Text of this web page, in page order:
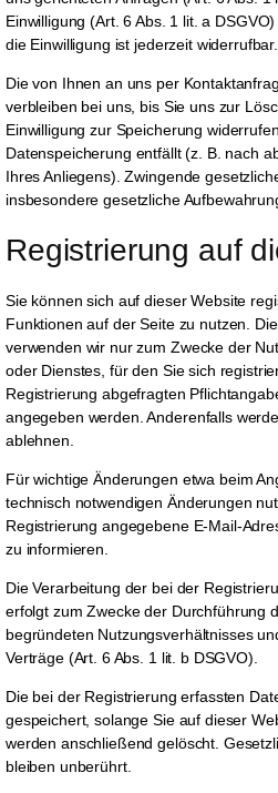
Einwilligung (Art. 6 Abs. 1 lit. a
die Einwilligung ist jederzeit widerrufbar.
Die von Ihnen an uns per
verbleiben bei uns, bis Sie uns zur
Einwilligung zur Speicherung
Datenspeicherung entfällt (z. B. nach
Ihres Anliegens). Zwingende
insbesondere gesetzliche
Registrierung auf
Sie können sich auf dieser Website
Funktionen auf der Seite zu nutzen.
verwenden wir nur zum Zwecke der
oder Dienstes, für den Sie sich
Registrierung abgefragten
angegeben werden. Anderenfalls
ablehnen.
Für wichtige Änderungen etwa beim
technisch notwendigen Änderungen
Registrierung angegebene E-Mail-
zu informieren.
Die Verarbeitung der bei der
erfolgt zum Zwecke der Durchführung
begründeten Nutzungsverhältnisses
Verträge (Art. 6 Abs. 1 lit. b DSGVO).
Die bei der Registrierung erfassten
gespeichert, solange Sie auf dieser
werden anschließend gelöscht.
bleiben unberührt.